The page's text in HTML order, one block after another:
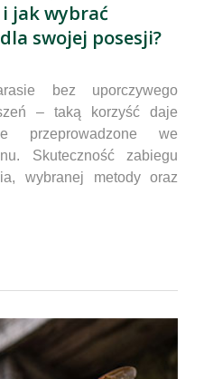
jak wybrać
swojej posesji?
bez uporczywego
– taką korzyść daje
przeprowadzone we
Skuteczność zabiegu
wybranej metody oraz